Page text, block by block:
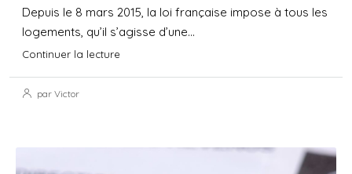
Depuis le 8 mars 2015, la loi française impose à tous les
logements, qu’il s’agisse d’une...
Continuer la lecture
par Victor